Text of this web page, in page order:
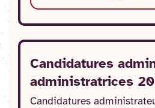
Candidatures
administratrices
Candidatures